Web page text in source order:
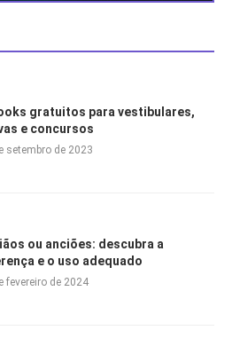
gratuitos para vestibulares,
e concursos
setembro de 2023
ou anciões: descubra a
e o uso adequado
fevereiro de 2024